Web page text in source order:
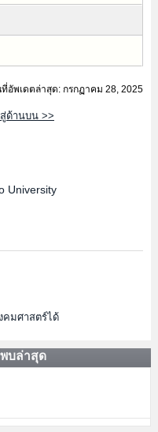
อัพเดตล่าสุด: กรกฏาคม 28, 2025
ด้านบน >>
University
คมศาสตร์ได้
บล่าสุด